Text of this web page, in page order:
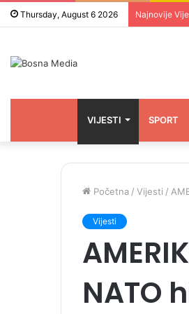
Thursday, August 6 2026 Najnovije
VIJESTI SPORT
Početna / Vijesti /
Vijesti
NATO